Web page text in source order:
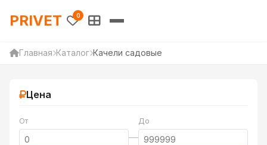
PRIVET — Каталог товаров
PRIVET 0
Главная Каталог Качели садовые
Цена
От
—
До